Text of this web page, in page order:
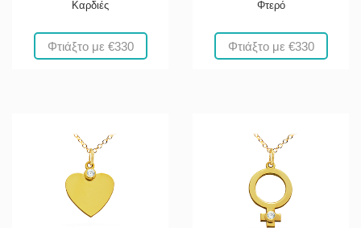
Καρδιές
Φτιάξτο με €330
Φτερό
Φτιάξτο με €330